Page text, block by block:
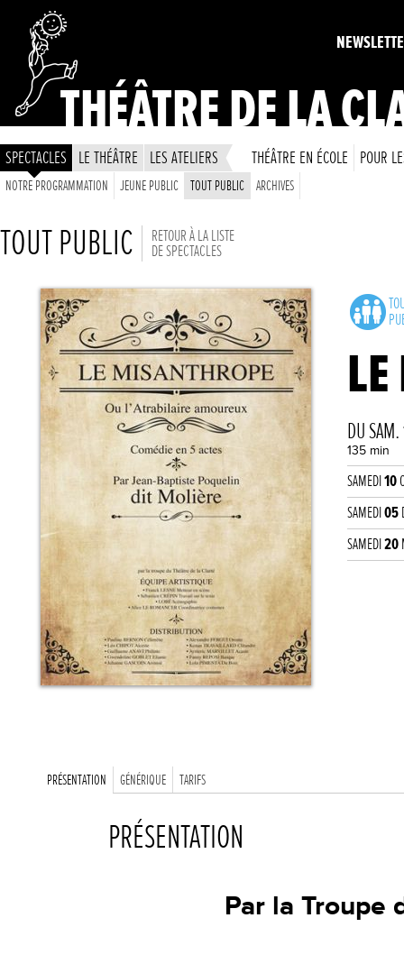
THÉÂTRE DE LA
SPECTACLES
NOTRE PROGRAMMATION JEUNE PUBLIC TOUT PUBLIC ARCHIVES
LE THÉÂTRE LES ATELIERS THÉÂTRE EN ÉCOLE POUR
TOUT PUBLIC RETOUR À LA LISTE
DE SPECTACLES
DU SAM.
135 min
SAMEDI10
SAMEDI05
SAMEDI20
PRÉSENTATION GÉNÉRIQUE TARIFS
PRÉSENTATION
Par la Troupe